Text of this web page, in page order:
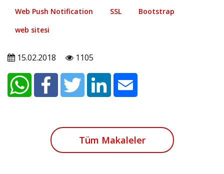
Web Push Notification
SSL
Bootstrap
web sitesi
15.02.2018 1105
Tüm Makaleler